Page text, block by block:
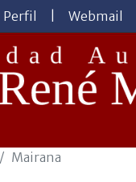
Perfil Webmail
Mairana